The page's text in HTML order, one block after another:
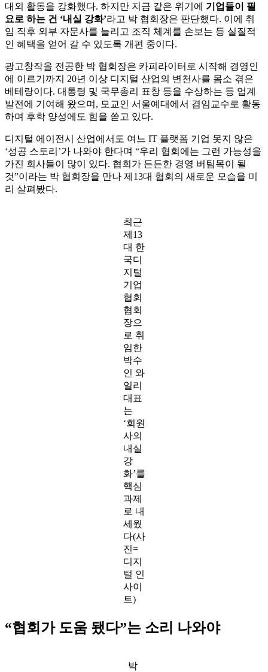
대외 활동을 강화했다. 하지만 지금 같은 위기에 기업들이 필
요로 하는 건 ‘내실 강화’라고 박 협회장은 판단했다. 이에 취
임 직후 외부 자문사를 늘리고 조직 체계를 손보는 등 실질적
인 혜택을 얻어 갈 수 있도록 개편 중이다.
광고창작을 전공한 박 협회장은 카피라이터로 시작해 경영인
에 이르기까지 20년 이상 디지털 산업의 변천사를 몸소 겪은
베테랑이다. 대통령 및 국무총리 표창 등을 수상하는 등 업계
발전에 기여해 왔으며, 모교인 서울예대에서 겸임교수로 활동
하며 후학 양성에도 힘을 쏟고 있다.
디지털 에이전시 산업에서도 여느 IT 플랫폼 기업 못지 않은
‘성공 스토리’가 나와야 한다며 “우리 협회에는 그런 가능성을
가진 회사들이 많이 있다. 협회가 든든한 경영 버팀목이 될
것”이라는 박 협회장을 만나 제13대 협회의 새로운 모습을 미
리 살펴봤다.
최근
제13
대 한
국디
지털
기업
협회
협회
장으
로 취
임한
박수
인 와
일리
대표
는
‘회원
사의
내실
강
화’를
핵심
과제
로 내
세웠
다(사
진=
디지
털 인
사이
트)
“협회가 도움 됐다”는 소리 나와야
박